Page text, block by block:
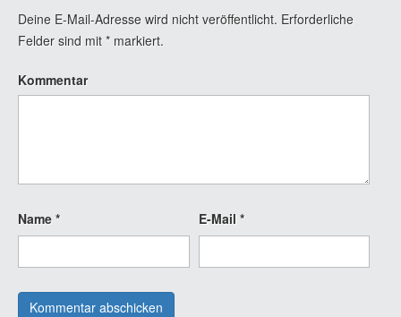
Deine E-Mail-Adresse wird nicht veröffentlicht. Erforderliche
Felder sind mit * markiert.
Kommentar
Name * E-Mail *